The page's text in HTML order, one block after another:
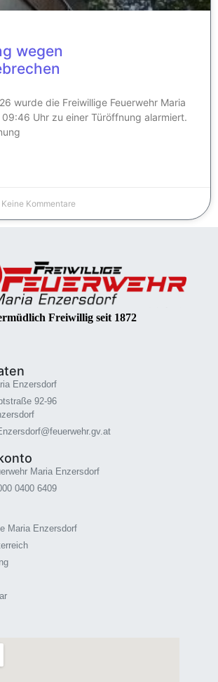
wegen
wurde die Freiwillige Feuerwehr Maria
Uhr zu einer Türöffnung alarmiert.
Keine Kommentare
Freiwillig seit 1872
Enzersdorf
92-96
Maria Enzersdorf
0400 6409
Maria Enzersdorf